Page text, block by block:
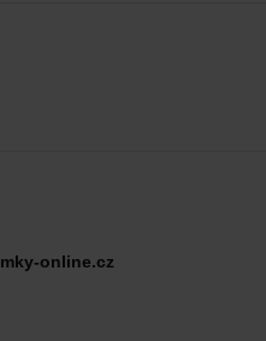
online.cz